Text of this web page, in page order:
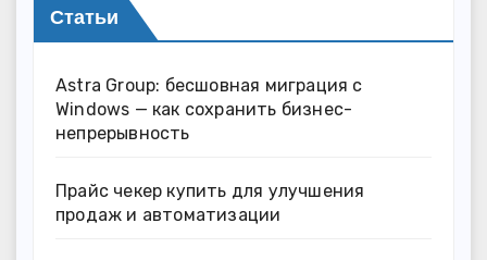
Статьи
Astra Group: бесшовная миграция с
Windows — как сохранить бизнес-
непрерывность
Прайс чекер купить для улучшения
продаж и автоматизации